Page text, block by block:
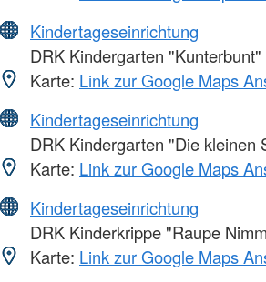
Kindertageseinrichtung
DRK Kindergarten
Karte: Link zur Google Maps
Kindertageseinrichtung
DRK Kindergarten "Die kleinen
Karte: Link zur Google Maps
Kindertageseinrichtung
DRK Kinderkrippe "Raupe
Karte: Link zur Google Maps